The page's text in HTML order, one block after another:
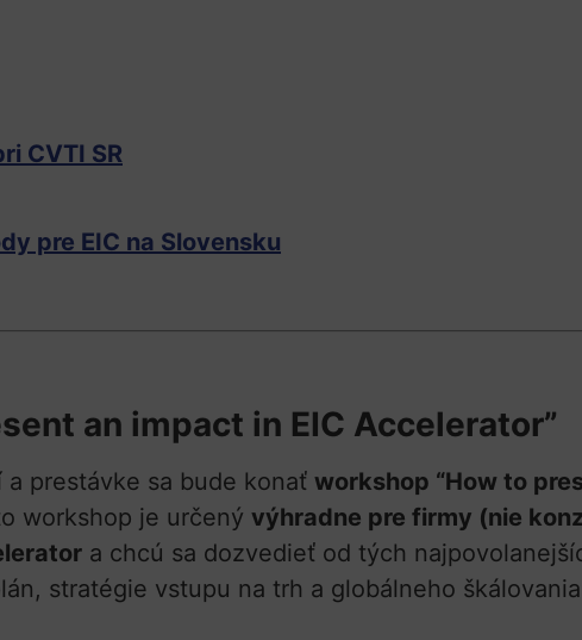
CVTI SR
pre EIC na Slovensku
an impact in EIC Accelerator”
prestávke sa bude konať workshop “How to
workshop je určený výhradne pre firmy (nie
a chcú sa dozvedieť od tých
stratégie vstupu na trh a globálneho